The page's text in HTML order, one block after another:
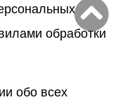
обработки
обо всех